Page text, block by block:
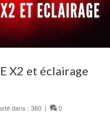
X2 et éclairage
dans : 360 | 0